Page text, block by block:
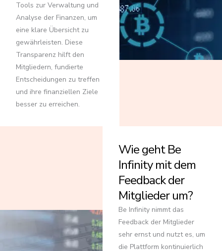
Tools zur Verwaltung und
Analyse der Finanzen, um
eine klare Übersicht zu
gewährleisten. Diese
Transparenz hilft den
Mitgliedern, fundierte
Entscheidungen zu treffen
und ihre finanziellen Ziele
besser zu erreichen.
Wie geht Be
Infinity mit dem
Feedback der
Mitglieder um?
Be Infinity nimmt das
Feedback der Mitglieder
sehr ernst und nutzt es, um
die Plattform kontinuierlich